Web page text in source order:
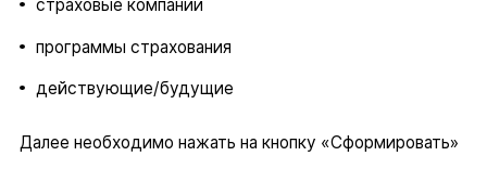
страховые компании
программы страхования
действующие/будущие
Далее необходимо нажать на кнопку «Сформировать»